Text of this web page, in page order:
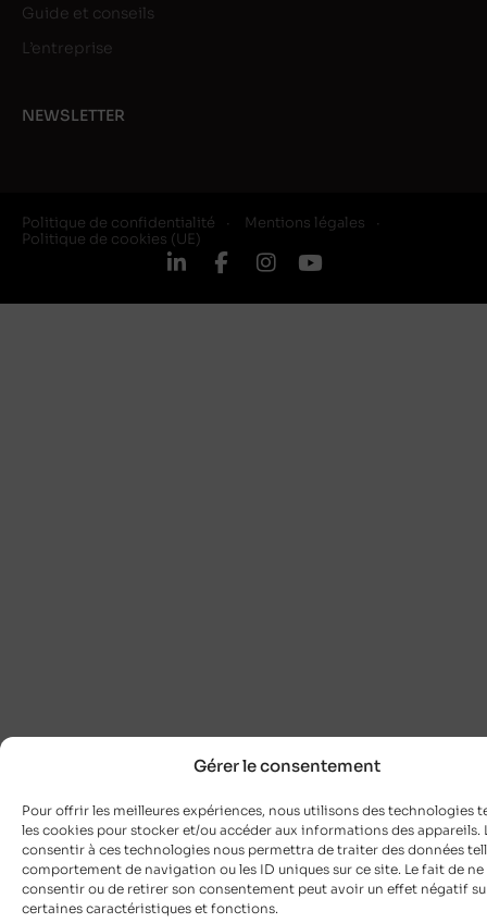
Gérer le consentement
Pour offrir les meilleures expériences, nous utilisons des technologies
les cookies pour stocker et/ou accéder aux informations des appareils.
consentir à ces technologies nous permettra de traiter des données
comportement de navigation ou les ID uniques sur ce site. Le fait de ne
consentir ou de retirer son consentement peut avoir un effet négatif
certaines caractéristiques et fonctions.
Guide et conseils
L’entreprise
NEWSLETTER
Politique de confidentialité
Mentions légales
Politique de cookies (UE)